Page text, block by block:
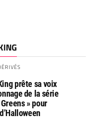
prête sa voix
de la série
» pour